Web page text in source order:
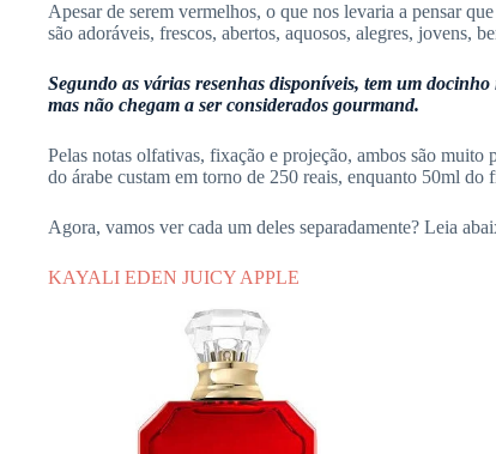
Apesar de serem vermelhos, o que nos levaria a pensar
são adoráveis, frescos, abertos, aquosos, alegres, jovens,
Segundo as várias resenhas disponíveis, tem um
mas não chegam a ser considerados gourmand.
Pelas notas olfativas, fixação e projeção, ambos são
do árabe custam em torno de 250 reais, enquanto 50ml
Agora, vamos ver cada um deles separadamente? Leia
KAYALI EDEN JUICY APPLE